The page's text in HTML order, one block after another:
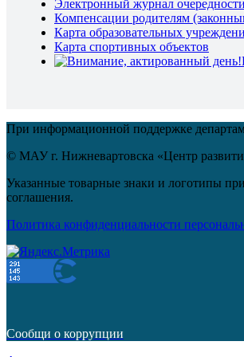
Электронный журнал очередности
Компенсации родителям
Карта образовательных
Карта спортивных объектов
При информационной поддержке
© МАУ г. Нижневартовска «Центр
Указанные товарные знаки и логотипы
соглашения.
Политика конфиденциальности
Сообщи о коррупции